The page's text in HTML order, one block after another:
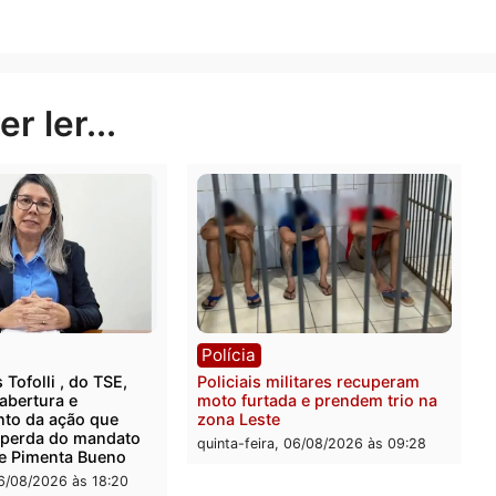
que precisa ser observado com muita atenção.
Publicidade
ler...